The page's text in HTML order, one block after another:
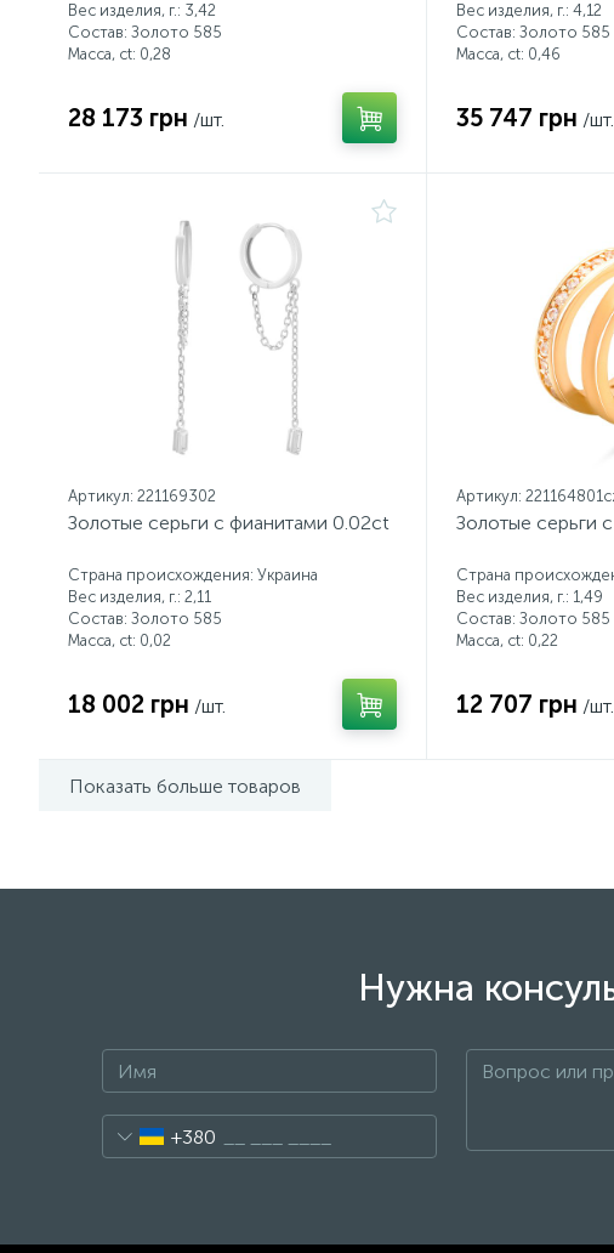
Вес изделия, г.: 3,42
Состав: Золото 585
Масса, ct: 0,28
28 173 грн /шт.
Вес изделия, г.: 4,12
Состав: Золото 585
Масса, ct: 0,46
35 747 грн /шт.
Артикул: 221169302
Золотые серьги с фианитами 0.02ct
Страна происхождения: Украина
Вес изделия, г.: 2,11
Состав: Золото 585
Масса, ct: 0,02
18 002 грн /шт.
Артикул:
Золотые серьги
Страна
Вес изделия, г.: 1,49
Состав: Золото 585
Масса, ct: 0,22
12 707 грн /шт.
Показать больше товаров
Нужна
+380